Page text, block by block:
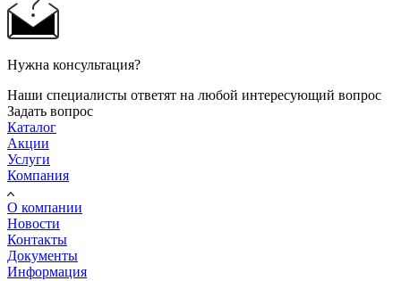
Нужна консультация?
Наши специалисты ответят на любой интересующий вопрос
Задать вопрос
Каталог
Акции
Услуги
Компания
О компании
Новости
Контакты
Документы
Информация